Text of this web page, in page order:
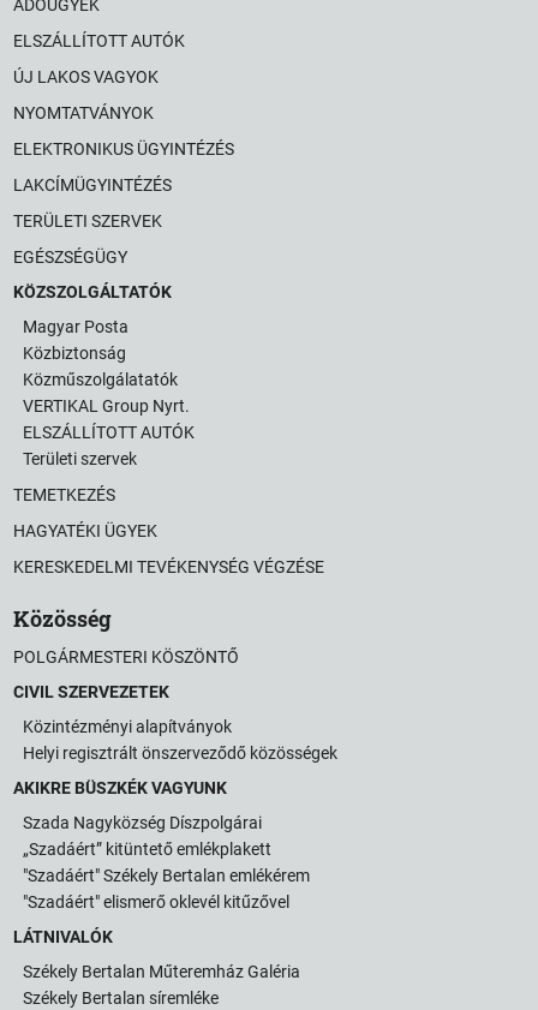
ADÓÜGYEK
ELSZÁLLÍTOTT AUTÓK
ÚJ LAKOS VAGYOK
NYOMTATVÁNYOK
ELEKTRONIKUS ÜGYINTÉZÉS
LAKCÍMÜGYINTÉZÉS
TERÜLETI SZERVEK
EGÉSZSÉGÜGY
KÖZSZOLGÁLTATÓK
Magyar Posta
Közbiztonság
Közműszolgálatatók
VERTIKAL Group Nyrt.
ELSZÁLLÍTOTT AUTÓK
Területi szervek
TEMETKEZÉS
HAGYATÉKI ÜGYEK
KERESKEDELMI TEVÉKENYSÉG VÉGZÉSE
Közösség
POLGÁRMESTERI KÖSZÖNTŐ
CIVIL SZERVEZETEK
Közintézményi alapítványok
Helyi regisztrált önszerveződő közösségek
AKIKRE BÜSZKÉK VAGYUNK
Szada Nagyközség Díszpolgárai
„Szadáért” kitüntető emlékplakett
"Szadáért" Székely Bertalan emlékérem
"Szadáért" elismerő oklevél kitűzővel
LÁTNIVALÓK
Székely Bertalan Műteremház Galéria
Székely Bertalan síremléke